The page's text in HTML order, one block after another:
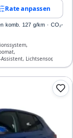
Rate anpassen
komb. 127 g/km · CO₂-
Lichtsensor,